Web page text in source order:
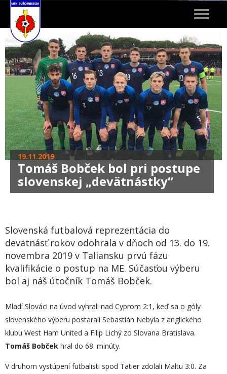
Toggle
19.11.2019
Tomáš Bobček bol pri postupe
slovenskej „devätnástky“
Slovenská futbalová reprezentácia do
devätnásť rokov odohrala v dňoch od 13. do 19.
novembra 2019 v Taliansku prvú fázu
kvalifikácie o postup na ME. Súčasťou výberu
bol aj náš útočník Tomáš Bobček.
Mladí Slováci na úvod vyhrali nad Cyprom 2:1, keď sa o góly
slovenského výberu postarali Sebastián Nebyla z anglického
klubu West Ham United a Filip Lichý zo Slovana Bratislava.
Tomáš Bobček hral do 68. minúty.
V druhom vystúpení futbalisti spod Tatier zdolali Maltu 3:0. Za